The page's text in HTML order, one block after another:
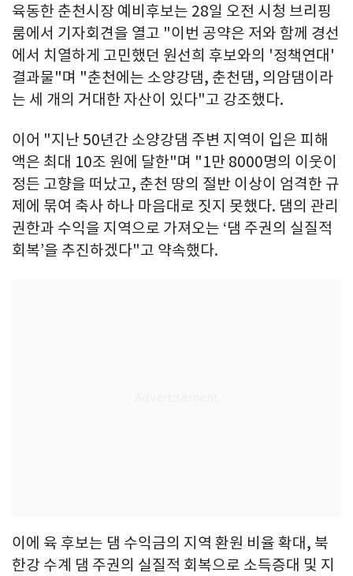
육동한 춘천시장 예비후보는 28일 오전 시청 브리핑
룸에서 기자회견을 열고 "이번 공약은 저와 함께 경선
에서 치열하게 고민했던 원선희 후보와의 '정책연대'
결과물"며 "춘천에는 소양강댐, 춘천댐, 의암댐이라
는 세 개의 거대한 자산이 있다"고 강조했다.
이어 "지난 50년간 소양강댐 주변 지역이 입은 피해
액은 최대 10조 원에 달한"며 "1만 8000명의 이웃이
정든 고향을 떠났고, 춘천 땅의 절반 이상이 엄격한 규
제에 묶여 축사 하나 마음대로 짓지 못했다. 댐의 관리
권한과 수익을 지역으로 가져오는 ‘댐 주권의 실질적
회복’을 추진하겠다"고 약속했다.
이에 육 후보는 댐 수익금의 지역 환원 비율 확대, 북
한강 수계 댐 주권의 실질적 회복으로 소득증대 및 지